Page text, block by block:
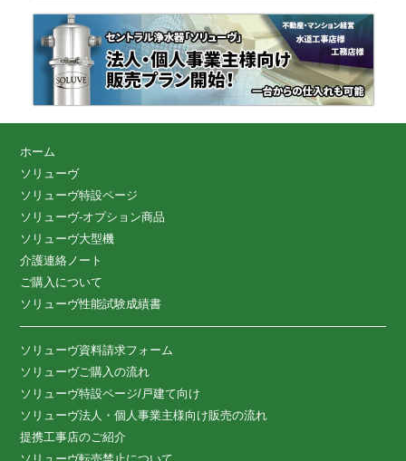
ホーム
ソリューヴ
ソリューヴ特設ページ
ソリューヴ-オプション商品
ソリューヴ大型機
介護連絡ノート
ご購入について
ソリューヴ性能試験成績書
ソリューヴ資料請求フォーム
ソリューヴご購入の流れ
ソリューヴ特設ページ/戸建て向け
ソリューヴ法人・個人事業主様向け販売の流れ
提携工事店のご紹介